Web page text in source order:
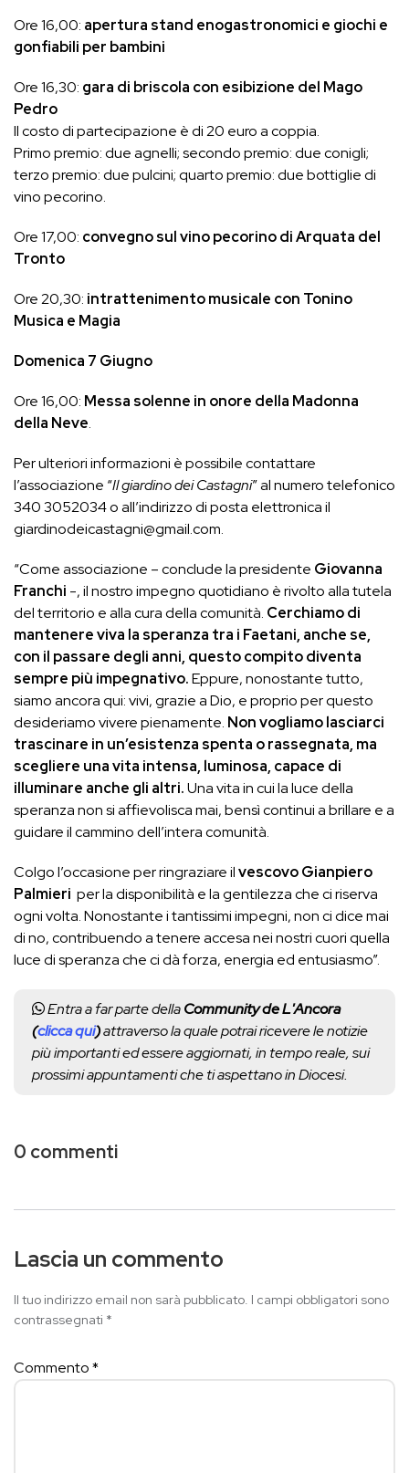
Ore 16,00: apertura stand enogastronomici e giochi e
gonfiabili per bambini
Ore 16,30: gara di briscola con esibizione del Mago
Pedro
Il costo di partecipazione è di 20 euro a coppia.
Primo premio: due agnelli; secondo premio: due conigli;
terzo premio: due pulcini; quarto premio: due bottiglie di
vino pecorino.
Ore 17,00: convegno sul vino pecorino di Arquata del
Tronto
Ore 20,30: intrattenimento musicale con Tonino
Musica e Magia
Domenica 7 Giugno
Ore 16,00: Messa solenne in onore della Madonna
della Neve.
Per ulteriori informazioni è possibile contattare
l’associazione “Il giardino dei Castagni” al numero telefonico
340 3052034 o all’indirizzo di posta elettronica il
giardinodeicastagni@gmail.com.
“Come associazione – conclude la presidente Giovanna
Franchi -, il nostro impegno quotidiano è rivolto alla tutela
del territorio e alla cura della comunità. Cerchiamo di
mantenere viva la speranza tra i Faetani, anche se,
con il passare degli anni, questo compito diventa
sempre più impegnativo.Eppure, nonostante tutto,
siamo ancora qui: vivi, grazie a Dio, e proprio per questo
desideriamo vivere pienamente. Non vogliamo lasciarci
trascinare in un’esistenza spenta o rassegnata, ma
scegliere una vita intensa, luminosa, capace di
illuminare anche gli altri.Una vita in cui la luce della
speranza non si affievolisca mai, bensì continui a brillare e a
guidare il cammino dell’intera comunità.
Colgo l’occasione per ringraziare ilvescovo Gianpiero
Palmieri per la disponibilità e la gentilezza che ci riserva
ogni volta. Nonostante i tantissimi impegni, non ci dice mai
di no, contribuendo a tenere accesa nei nostri cuori quella
luce di speranza che ci dà forza, energia ed entusiasmo”.
Entra a far parte dellaCommunity de L'Ancora
(clicca qui)attraverso la quale potrai ricevere le notizie
più importanti ed essere aggiornati, in tempo reale, sui
prossimi appuntamenti che ti aspettano in Diocesi.
0 commenti
Lascia un commento
Il tuo indirizzo email non sarà pubblicato. I campi obbligatori sono
contrassegnati *
Commento*